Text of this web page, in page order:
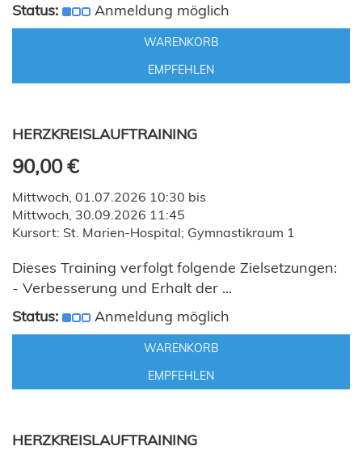
Status:
Anmeldung möglich
WARENKORB
EMPFEHLEN
HERZKREISLAUFTRAINING
90,00 €
Mittwoch, 01.07.2026 10:30 bis
Mittwoch, 30.09.2026 11:45
Kursort: St. Marien-Hospital; Gymnastikraum 1
Dieses Training verfolgt folgende Zielsetzungen:
- Verbesserung und Erhalt der ...
Status:
Anmeldung möglich
WARENKORB
EMPFEHLEN
HERZKREISLAUFTRAINING